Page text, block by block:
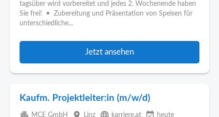
tagsüber wird vorbereitet und jedes 2. Wochenende haben
Sie frei! • Zubereitung und Präsentation von Speisen für
unterschiedliche...
Jetzt ansehen
Kaufm. Projektleiter:in (m/w/d)
apartment MCE GmbH place Linz language karriere.at event_available heute